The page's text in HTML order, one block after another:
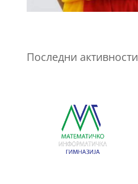
Последни активности